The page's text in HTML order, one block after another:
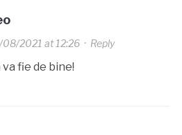
08/2021 at 12:26· Reply
va fie de bine!